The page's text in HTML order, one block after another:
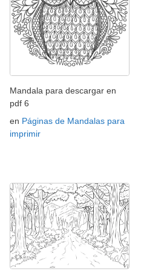
Mandala para descargar en
pdf 6
en Páginas de Mandalas para
imprimir